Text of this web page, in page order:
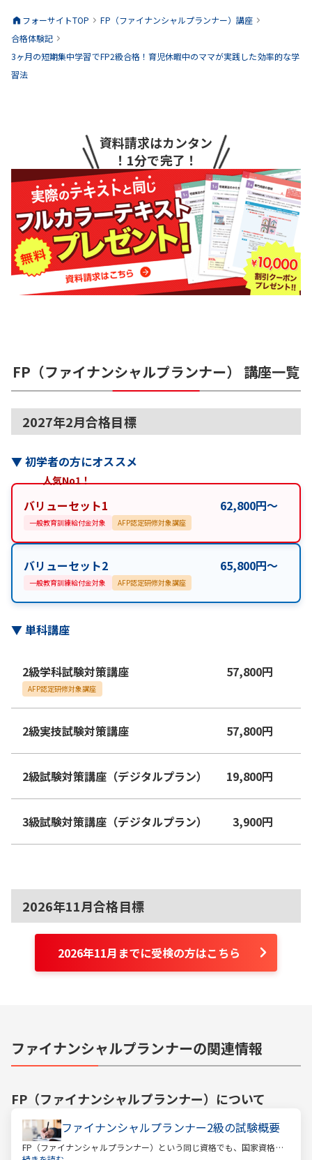
フォーサイトTOP FP（ファイナンシャルプランナー）講座
合格体験記
3ヶ月の短期集中学習でFP2級合格！育児休暇中のママが実践した効率的な学
習法
資料請求はカンタン
！1分で完了！
FP（ファイナンシャルプランナー） 講座一覧
2027年2月合格目標
▼初学者の方にオススメ
人気No1！
バリューセット1 62,800円〜
一般教育訓練給付金対象 AFP認定研修対象講座
バリューセット2 65,800円〜
一般教育訓練給付金対象 AFP認定研修対象講座
▼単科講座
2級学科試験対策講座 57,800円
AFP認定研修対象講座
2級実技試験対策講座 57,800円
2級試験対策講座（デジタルプラン） 19,800円
3級試験対策講座（デジタルプラン） 3,900円
2026年11月合格目標
2026年11月までに受検の方はこちら
ファイナンシャルプランナーの関連情報
FP（ファイナンシャルプランナー） について
ファイナンシャルプランナー2級の試験概要
FP（ファイナンシャルプランナー）という同じ資格でも、国家資格と